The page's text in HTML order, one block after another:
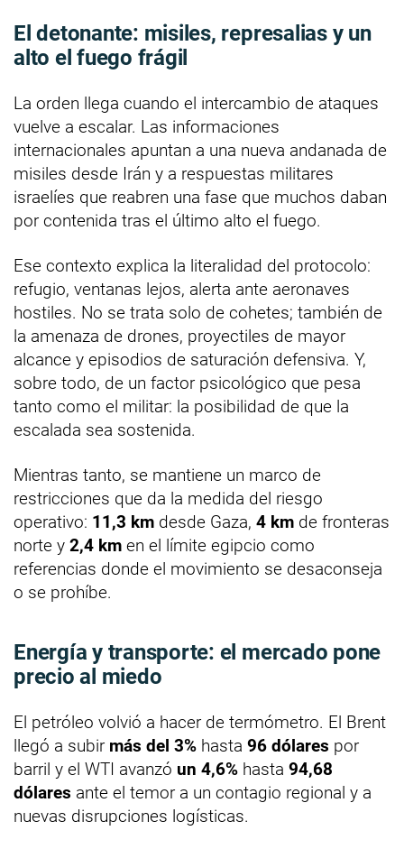
El detonante: misiles, represalias y un
alto el fuego frágil
La orden llega cuando el intercambio de ataques
vuelve a escalar. Las informaciones
internacionales apuntan a una nueva andanada de
misiles desde Irán y a respuestas militares
israelíes que reabren una fase que muchos daban
por contenida tras el último alto el fuego.
Ese contexto explica la literalidad del protocolo:
refugio, ventanas lejos, alerta ante aeronaves
hostiles. No se trata solo de cohetes; también de
la amenaza de drones, proyectiles de mayor
alcance y episodios de saturación defensiva. Y,
sobre todo, de un factor psicológico que pesa
tanto como el militar: la posibilidad de que la
escalada sea sostenida.
Mientras tanto, se mantiene un marco de
restricciones que da la medida del riesgo
operativo: 11,3 km desde Gaza, 4 km de fronteras
norte y 2,4 km en el límite egipcio como
referencias donde el movimiento se desaconseja
o se prohíbe.
Energía y transporte: el mercado pone
precio al miedo
El petróleo volvió a hacer de termómetro. El Brent
llegó a subir más del 3% hasta 96 dólares por
barril y el WTI avanzó un 4,6% hasta 94,68
dólares ante el temor a un contagio regional y a
nuevas disrupciones logísticas.